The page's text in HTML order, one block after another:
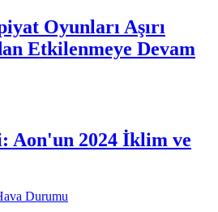
Oyunları Aşırı
Etkilenmeye Devam
Aon'un 2024 İklim ve
Durumu